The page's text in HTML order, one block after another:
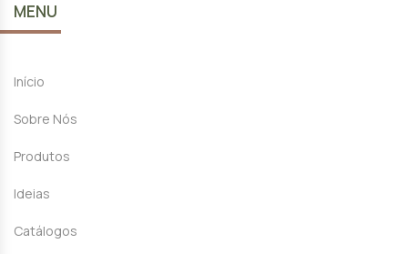
MENU
Início
Sobre Nós
Produtos
Ideias
Catálogos